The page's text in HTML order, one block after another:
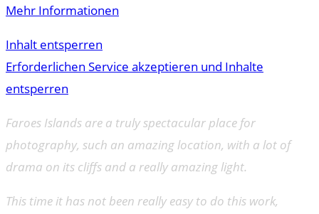
Mehr Informationen
Inhalt entsperren
Erforderlichen Service akzeptieren und Inhalte
entsperren
Faroes Islands are a truly spectacular place for
photography, such an amazing location, with a lot of
drama on its cliffs and a really amazing light.
This time it has not been really easy to do this work,